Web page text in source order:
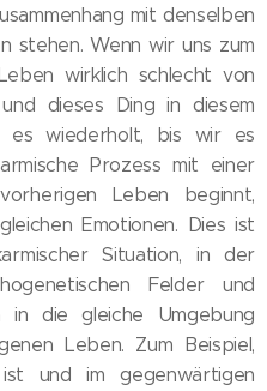
mit denselben
stehen. Wenn wir uns zum
wirklich schlecht von
dieses Ding in diesem
es wiederholt, bis wir es
Prozess mit einer
Leben beginnt,
Emotionen. Dies ist
Situation, in der
Felder und
in die gleiche Umgebung
Leben. Zum Beispiel,
und im gegenwärtigen